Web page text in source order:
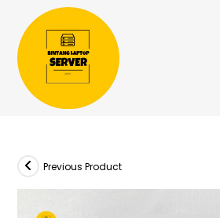
Previous Product